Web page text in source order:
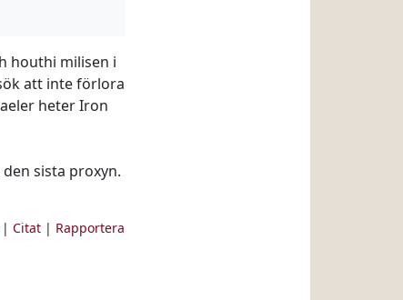
houthi milisen i
att inte förlora
heter Iron
sista proxyn.
| Citat| Rapportera